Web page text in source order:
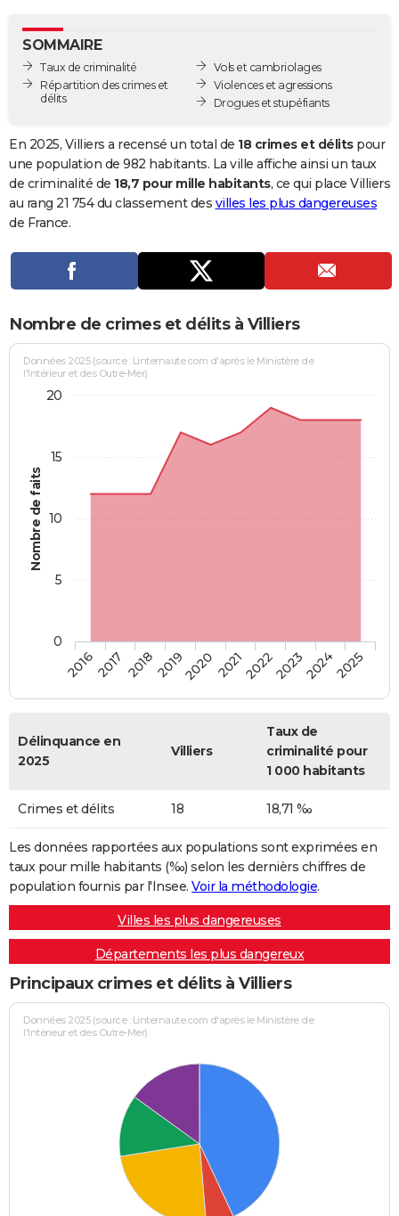
GUIDES D'ACHAT
BONS PLANS
Carte de Noël
Carte Bonne année
Carte Saint-Valentin
Carte Pâques
Carte d'anniversaire
DICTIONNAIRE
Dictionnaire
Biographies
Citations
Expressions
Proverbes
PROGRAMME TV
Se connecter
Entreprises
Service militaire
Avis de recherche
AVIS DE DÉCÈS
Bricolage
Lifestyle
Culture
Sport
Auto
Television
Voyage
Cinema
SOMMAIRE
Taux de criminalité
Répartition des crimes et
délits
Vols et cambriolages
Violences et agressions
Drogues et stupéfiants
En 2025, Villiers a recensé un total de 18 crimes et délitspour
une population de 982 habitants. La ville affiche ainsi un taux
de criminalité de 18,7 pour mille habitants, ce qui place Villiers
au rang 21 754 du classement des villes les plus dangereuses
de France.
Nombre de crimes et délits à Villiers
Nombre de faits
Données 2025 (source : Linternaute.com d'après le Ministère de
l'Intérieur et des Outre-Mer)
20162017 20182019202020212022202320242025
0
5
10
15
20
Délinquance en
2025
Villiers
Taux de
criminalité pour
1 000 habitants
Crimes et délits 18 18,71 ‰
Les données rapportées aux populations sont exprimées en
taux pour mille habitants (‰) selon les dernièrs chiffres de
population fournis par l'Insee. Voir la méthodologie.
Villes les plus dangereuses
Départements les plus dangereux
Principaux crimes et délits à Villiers
Données 2025 (source : Linternaute.com d'après le Ministère de
l'Intérieur et des Outre-Mer)